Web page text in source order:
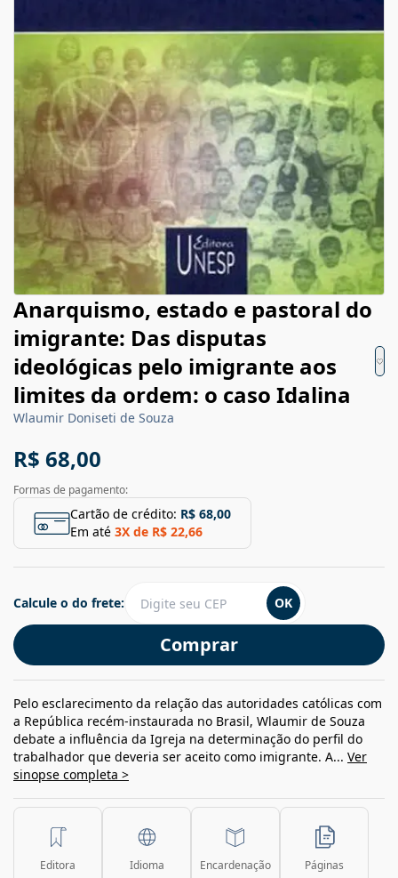
Anarquismo, estado e pastoral do
imigrante: Das disputas
ideológicas pelo imigrante aos
limites da ordem: o caso Idalina
Wlaumir Doniseti de Souza
R$ 68,00
Formas de pagamento:
Cartão de crédito: R$ 68,00
Em até 3X de R$ 22,66
Comprar
Calcule o do frete: OK
Pelo esclarecimento da relação das autoridades católicas com
a República recém-instaurada no Brasil, Wlaumir de Souza
debate a influência da Igreja na determinação do perfil do
trabalhador que deveria ser aceito como imigrante. A... Ver
sinopse completa >
Editora Idioma Encardenação Páginas